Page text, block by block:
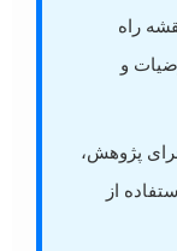
راه
و
پژوهش،
از